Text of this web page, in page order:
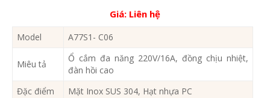
Giá: Liên hệ
Model A77S1- C06
Miêu tả
Ổ cắm đa năng 220V/16A, đồng chịu nhiệt,
đàn hồi cao
Đặc điểm
Mặt Inox SUS 304, Hạt nhựa PC